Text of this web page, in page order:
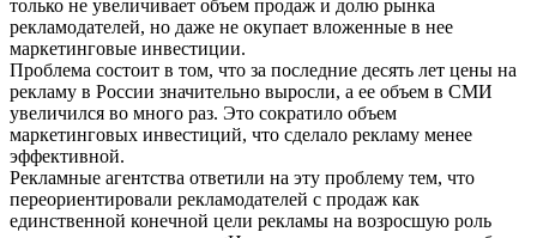
только не увеличивает объем продаж и долю рынка
рекламодателей, но даже не окупает вложенные в нее
маркетинговые инвестиции.
Проблема состоит в том, что за последние десять лет цены на
рекламу в России значительно выросли, а ее объем в СМИ
увеличился во много раз. Это сократило объем
маркетинговых инвестиций, что сделало рекламу менее
эффективной.
Рекламные агентства ответили на эту проблему тем, что
переориентировали рекламодателей с продаж как
единственной конечной цели рекламы на возросшую роль